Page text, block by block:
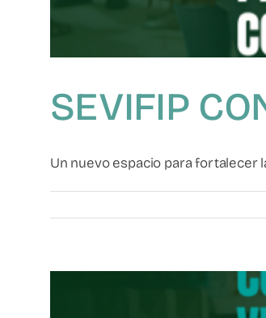
SEVIFIP
Un nuevo espacio para fortalecer